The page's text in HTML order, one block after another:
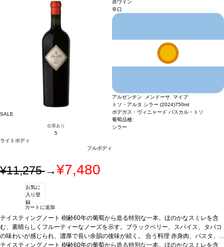
ンテージに変更されます、ご了承ください。
きのこのリゾット、ラヴィオリ、魚とバターソースなどと好相性
ッロ 40%、マカベオ 30%、パレリャーダ 30％
*本
ヴィンテージが在庫切れの場合、在庫があり価格が同様の場合は自動的に次のヴィ
ンテージに変更されます、ご了承ください。
SALE
在庫あり
5
ライトボディ
フルボディ
赤ワイン
辛口
アルゼンチン メンドーサ マイプ
トソ・アルタ シラー (2024)750ml
ボデガス・ヴィニャード パスカル・トソ
葡萄品種:
シラー
¥11,275→¥7,480
お気に
入り登
録
カートに追加
テイスティングノート 樹齢60年の葡萄から造る特別な一本。ほのかなスミレを含
む、素晴らしくフルーティーなノーズを示す。ブラックベリー、スパイス、タバコ
の味わいが感じられ、濃厚で長い余韻の後味が続く。 合う料理 赤身肉、パスタ、
熟成チーズなどと好相性葡萄品種シラー 100%*本ヴィンテージが在庫切れの場
テイスティングノート 樹齢60年の葡萄から造る特別な一本。ほのかなスミレを含